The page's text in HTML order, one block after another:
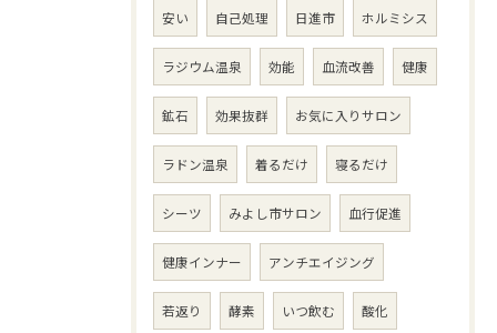
安い 自己処理 日進市 ホルミシス
ラジウム温泉 効能 血流改善 健康
鉱石 効果抜群 お気に入りサロン
ラドン温泉 着るだけ 寝るだけ
シーツ みよし市サロン 血行促進
健康インナー アンチエイジング
若返り 酵素 いつ飲む 酸化